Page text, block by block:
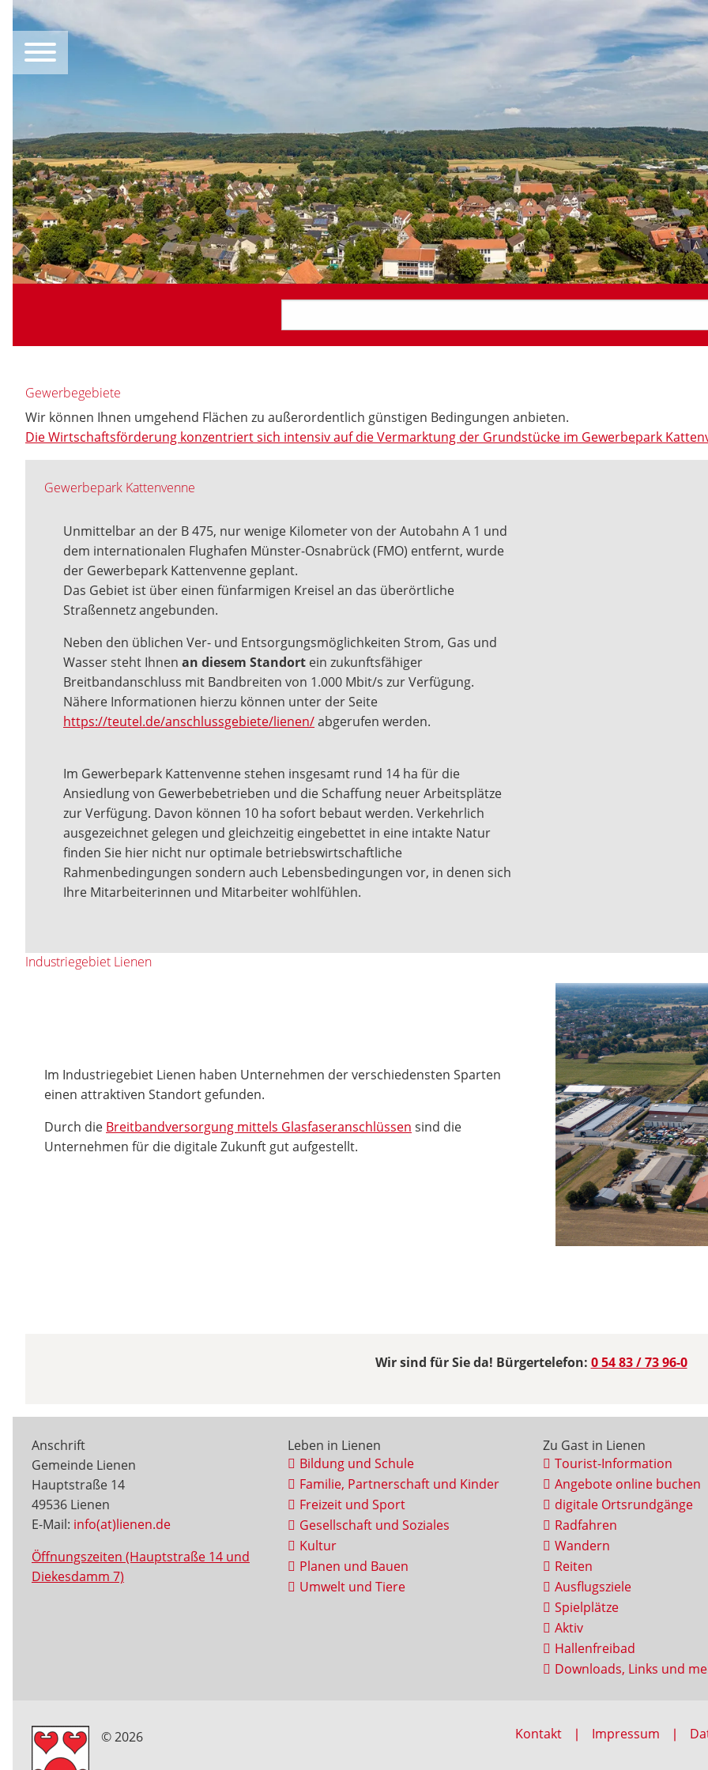
Gewerbegebiete
Wir können Ihnen umgehend Flächen zu außerordentlich günstigen Bedingungen anbieten.
Die Wirtschaftsförderung konzentriert sich intensiv auf die Vermarktung der Grundstücke im Gewerbepark
Gewerbepark Kattenvenne
Unmittelbar an der B 475, nur wenige Kilometer von der Autobahn A 1 und
dem internationalen Flughafen Münster-Osnabrück (FMO) entfernt, wurde
der Gewerbepark Kattenvenne geplant.
Das Gebiet ist über einen fünfarmigen Kreisel an das überörtliche
Straßennetz angebunden.
Neben den üblichen Ver- und Entsorgungsmöglichkeiten Strom, Gas und
Wasser steht Ihnen an diesem Standort ein zukunftsfähiger
Breitbandanschluss mit Bandbreiten von 1.000 Mbit/s zur Verfügung.
Nähere Informationen hierzu können unter der Seite
https://teutel.de/anschlussgebiete/lienen/abgerufen werden.
Im Gewerbepark Kattenvenne stehen insgesamt rund 14 ha für die
Ansiedlung von Gewerbebetrieben und die Schaffung neuer Arbeitsplätze
zur Verfügung. Davon können 10 ha sofort bebaut werden. Verkehrlich
ausgezeichnet gelegen und gleichzeitig eingebettet in eine intakte Natur
finden Sie hier nicht nur optimale betriebswirtschaftliche
Rahmenbedingungen sondern auch Lebensbedingungen vor, in denen sich
Ihre Mitarbeiterinnen und Mitarbeiter wohlfühlen.
Industriegebiet Lienen
Im Industriegebiet Lienen haben Unternehmen der verschiedensten Sparten
einen attraktiven Standort gefunden.
Durch die Breitbandversorgung mittels Glasfaseranschlüssen sind die
Unternehmen für die digitale Zukunft gut aufgestellt.
Wir sind für Sie da! Bürgertelefon: 0 54 83 / 73 96-0
Anschrift
Gemeinde Lienen
Hauptstraße 14
49536 Lienen
E-Mail: info(at)lienen.de
Öffnungszeiten (Hauptstraße 14 und
Diekesdamm 7)
Leben in Lienen
Bildung und Schule
Familie, Partnerschaft und Kinder
Freizeit und Sport
Gesellschaft und Soziales
Kultur
Planen und Bauen
Umwelt und Tiere
Zu Gast in Lienen
Tourist-Information
Angebote online buchen
digitale Ortsrundgänge
Radfahren
Wandern
Reiten
Ausflugsziele
Spielplätze
Aktiv
Hallenfreibad
Downloads, Links und
© 2026 Kontakt Impressum